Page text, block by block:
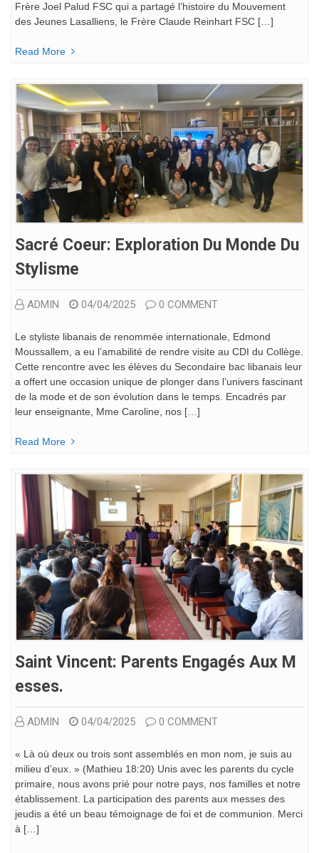
Frère Joel Palud FSC qui a partagé l’histoire du Mouvement
des Jeunes Lasalliens, le Frère Claude Reinhart FSC […]
Read More
Sacré Coeur: Exploration Du Monde Du
Stylisme
ADMIN 04/04/2025 0 COMMENT
Le styliste libanais de renommée internationale, Edmond
Moussallem, a eu l’amabilité de rendre visite au CDI du Collège.
Cette rencontre avec les élèves du Secondaire bac libanais leur
a offert une occasion unique de plonger dans l’univers fascinant
de la mode et de son évolution dans le temps. Encadrés par
leur enseignante, Mme Caroline, nos […]
Read More
Saint Vincent: Parents Engagés Aux M
Esses.
ADMIN 04/04/2025 0 COMMENT
« Là où deux ou trois sont assemblés en mon nom, je suis au
milieu d’eux. » (Mathieu 18:20) Unis avec les parents du cycle
primaire, nous avons prié pour notre pays, nos familles et notre
établissement. La participation des parents aux messes des
jeudis a été un beau témoignage de foi et de communion. Merci
à […]